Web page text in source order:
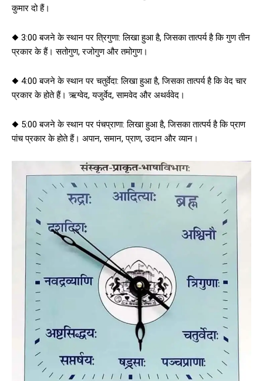
कुमार दो हैं।
◆ 3:00 बजने के स्थान पर त्रिगुणा: लिखा हुआ है, जिसका तात्पर्य है कि गुण तीन
प्रकार के हैं। सतोगुण, रजोगुण और तमोगुण।
◆ 4:00 बजने के स्थान पर चतुर्वेदा: लिखा हुआ है, जिसका तात्पर्य है कि वेद चार
प्रकार के होते हैं। ऋग्वेद, यजुर्वेद, सामवेद और अथर्ववेद।
◆ 5:00 बजने के स्थान पर पंचप्राणा: लिखा हुआ है, जिसका तात्पर्य है कि प्राण
पांच प्रकार के होते हैं। अपान, समान, प्राण, उदान और व्यान।